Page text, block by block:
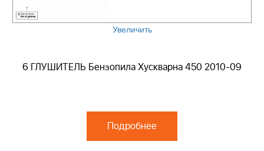
Увеличить
6 ГЛУШИТЕЛЬ Бензопила Хускварна 450 2010-09
Подробнее